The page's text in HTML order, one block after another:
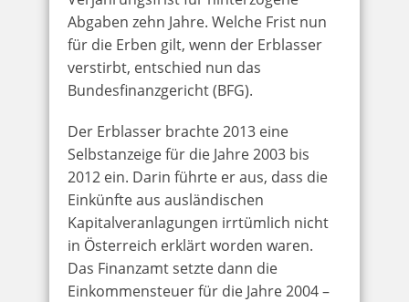
Abgaben zehn Jahre. Welche Frist nun
für die Erben gilt, wenn der Erblasser
verstirbt, entschied nun das
Bundesfinanzgericht (BFG).
Der Erblasser brachte 2013 eine
Selbstanzeige für die Jahre 2003 bis
2012 ein. Darin führte er aus, dass die
Einkünfte aus ausländischen
Kapitalveranlagungen irrtümlich nicht
in Österreich erklärt worden waren.
Das Finanzamt setzte dann die
Einkommensteuer für die Jahre 2004 –